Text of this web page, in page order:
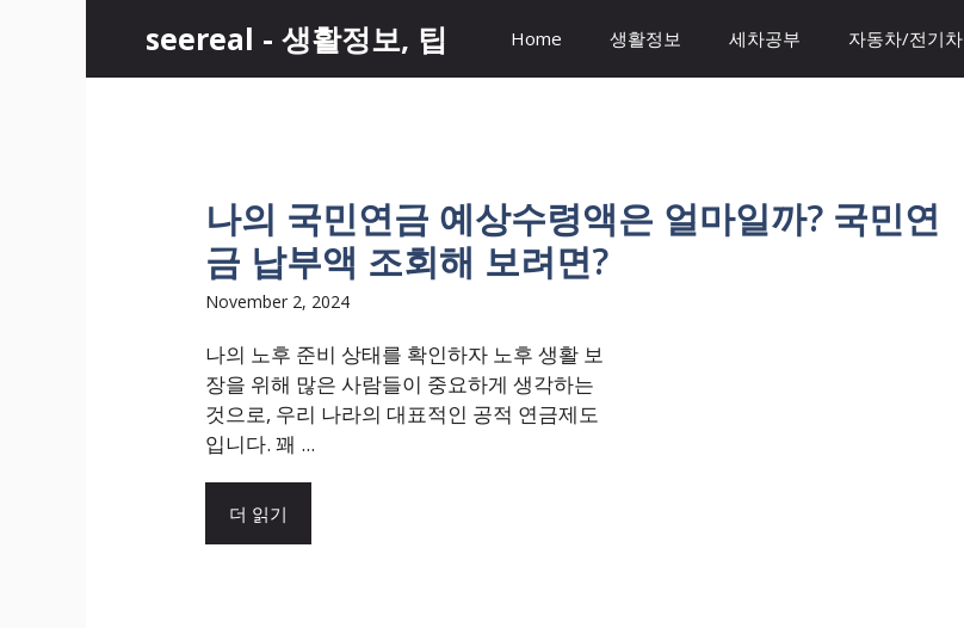
seereal - 생활정보, 팁 Home 생활정보 세차공부 자동차/전기차
나의 국민연금 예상수령액은 얼마일까? 국민연
금 납부액 조회해 보려면?
November 2, 2024
나의 노후 준비 상태를 확인하자 노후 생활 보
장을 위해 많은 사람들이 중요하게 생각하는
것으로, 우리 나라의 대표적인 공적 연금제도
입니다. 꽤 ...
더 읽기